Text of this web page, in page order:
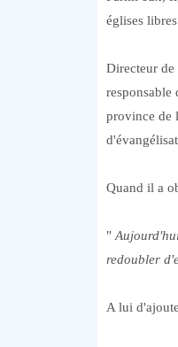
églises
Directeur
responsable
province de
Quand il a
"
redoubler
A lui